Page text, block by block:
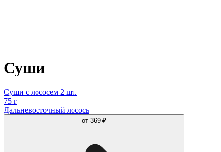
Суши
Суши с лососем 2 шт.
75 г
Дальневосточный лосось
от 369 ₽